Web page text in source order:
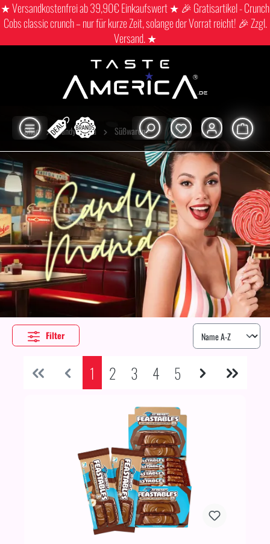
★ Versandkostenfrei ab 39,90€ Einkaufswert ★ 🎉 Gratisartikel - Crunch
Cobs classic crunch – nur für kurze Zeit, solange der Vorrat reicht! 🎉 Zzgl.
Versand. ★
Shop Candy mania Süßwaren
Filter
1 2 3 4 5